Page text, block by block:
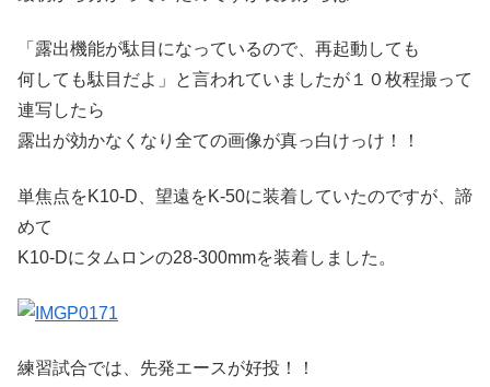
「露出機能が駄目になっているので、再起動しても
何しても駄目だよ」と言われていましたが１０枚程撮って
連写したら
露出が効かなくなり全ての画像が真っ白けっけ！！
単焦点をK10-D、望遠をK-50に装着していたのですが、諦
めて
K10-Dにタムロンの28-300mmを装着しました。
練習試合では、先発エースが好投！！